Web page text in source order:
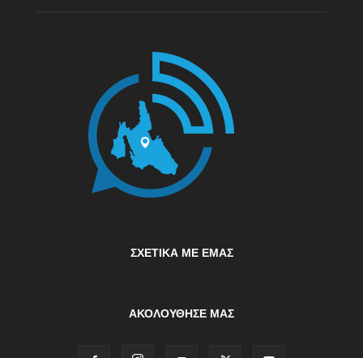
ΣΧΕΤΙΚΆ ΜΕ ΕΜΆΣ
ΑΚΟΛΟΥΘΗΣΕ ΜΑΣ